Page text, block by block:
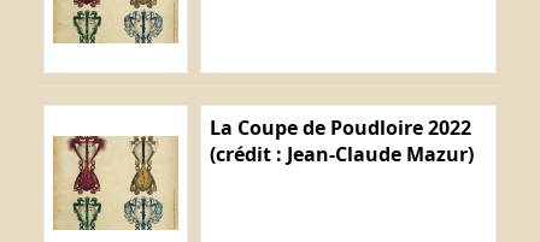
La Coupe de Poudloire 2022
(crédit : Jean-Claude Mazur)